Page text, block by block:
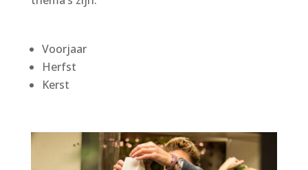
Voorjaar
Herfst
Kerst